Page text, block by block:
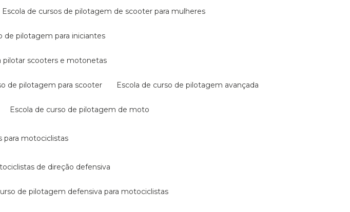
escola de cursos de pilotagem de scooter para mulheres
de pilotagem para iniciantes
pilotar scooters e motonetas
de pilotagem para scooter escola de curso de pilotagem avançada
escola de curso de pilotagem de moto
para motociclistas
de direção defensiva
de pilotagem defensiva para motociclistas